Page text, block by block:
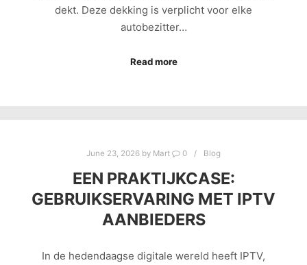
dekt. Deze dekking is verplicht voor elke
autobezitter…
Read more
June 23, 2026 by Mart 0 Blog
EEN PRAKTIJKCASE:
GEBRUIKSERVARING MET IPTV
AANBIEDERS
In de hedendaagse digitale wereld heeft IPTV,